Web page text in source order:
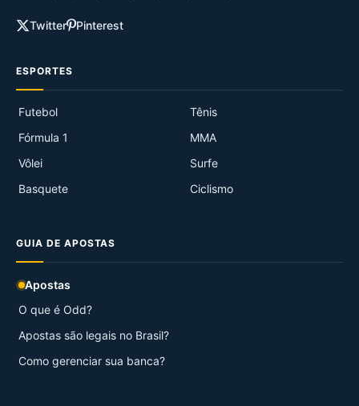
Twitter Pinterest
ESPORTES
Futebol
Fórmula 1
Vôlei
Basquete
Tênis
MMA
Surfe
Ciclismo
GUIA DE APOSTAS
Apostas
O que é Odd?
Apostas são legais no Brasil?
Como gerenciar sua banca?